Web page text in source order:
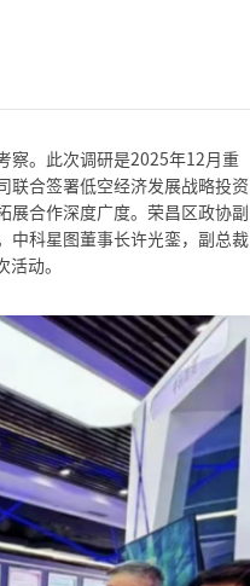
察。此次调研是2025年12月重
联合签署低空经济发展战略投资
展合作深度广度。荣昌区政协副
中科星图董事长许光銮，副总裁
活动。